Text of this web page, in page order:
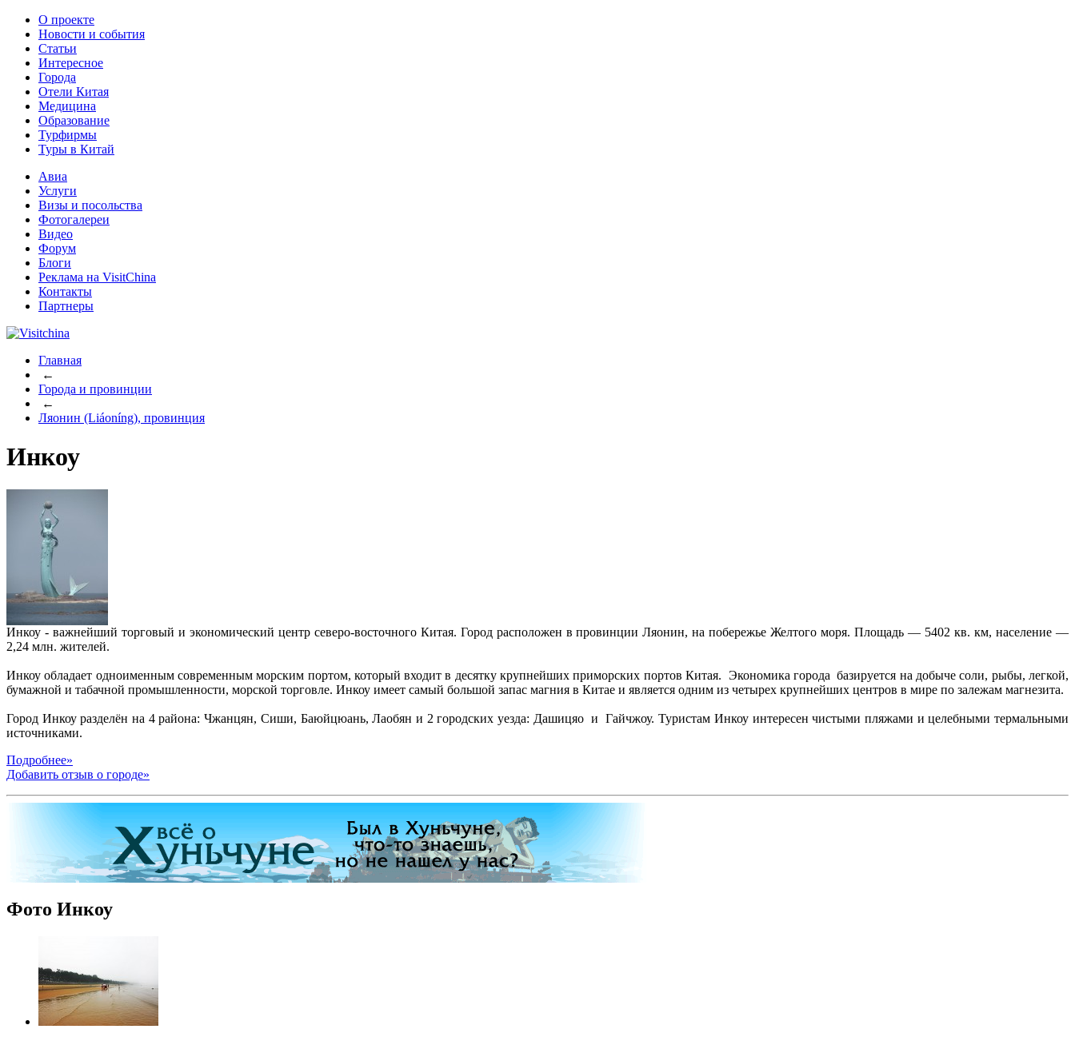
О проекте
Новости и события
Статьи
Интересное
Города
Отели Китая
Медицина
Образование
Турфирмы
Туры в Китай
Авиа
Услуги
Визы и посольства
Фотогалереи
Видео
Форум
Блоги
Реклама на VisitChina
Контакты
Партнеры
Главная
←
Города и провинции
←
Ляонин (Liáoníng), провинция
Инкоу
Инкоу - важнейший торговый и экономический центр северо-восточного Китая. Город расположен в провинции Ляонин, на побережье Желтого моря. Площадь — 5402 кв. км, население —
2,24 млн. жителей.
Инкоу обладает одноименным современным морским портом, который входит в десятку крупнейших приморских портов Китая. Экономика города базируется на добыче соли, рыбы, легкой,
бумажной и табачной промышленности, морской торговле. Инкоу имеет самый большой запас магния в Китае и является одним из четырех крупнейших центров в мире по залежам магнезита.
Город Инкоу разделён на 4 района: Чжанцян, Сиши, Баюйцюань, Лаобян и 2 городских уезда: Дашицяо и Гайчжоу. Туристам Инкоу интересен чистыми пляжами и целебными термальными
источниками.
Подробнее»
Добавить отзыв о городе»
Фото Инкоу